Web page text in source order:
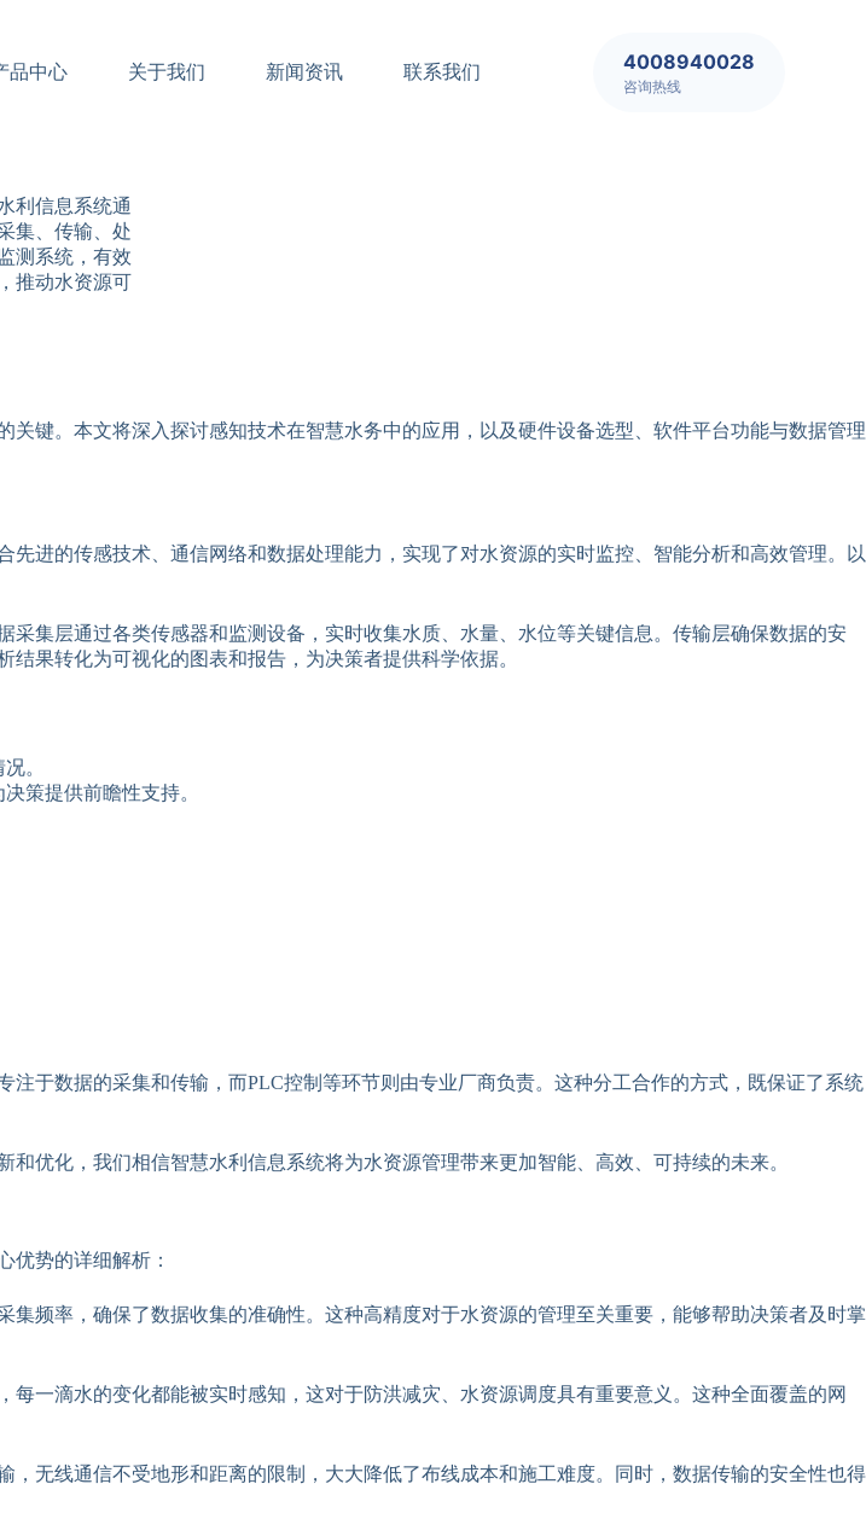
品中心 关于我们 新闻资讯 联系我们 4008940028
咨询热线
利信息系统通
集、传输、处
测系统，有效
推动水资源可
键。本文将深入探讨感知技术在智慧水务中的应用，以及硬件设备选型、软件平台功能与数据管理
进的传感技术、通信网络和数据处理能力，实现了对水资源的实时监控、智能分析和高效管理。以
集层通过各类传感器和监测设备，实时收集水质、水量、水位等关键信息。传输层确保数据的安
果转化为可视化的图表和报告，为决策者提供科学依据。
。
策提供前瞻性支持。
于数据的采集和传输，而PLC控制等环节则由专业厂商负责。这种分工合作的方式，既保证了系统
优化，我们相信智慧水利信息系统将为水资源管理带来更加智能、高效、可持续的未来。
优势的详细解析：
频率，确保了数据收集的准确性。这种高精度对于水资源的管理至关重要，能够帮助决策者及时掌
一滴水的变化都能被实时感知，这对于防洪减灾、水资源调度具有重要意义。这种全面覆盖的网
无线通信不受地形和距离的限制，大大降低了布线成本和施工难度。同时，数据传输的安全性也得